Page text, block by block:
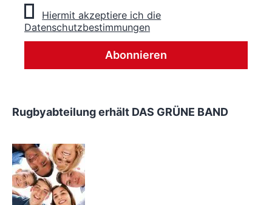
Hiermit akzeptiere ich die
Datenschutzbestimmungen
Rugbyabteilung erhält DAS GRÜNE BAND